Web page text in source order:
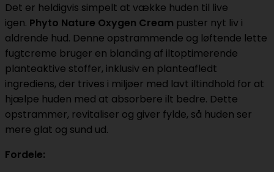
Det er heldigvis simpelt at vække huden til live
igen. Phyto Nature Oxygen Cream puster nyt liv i
aldrende hud. Denne opstrammende og løftende lette
fugtcreme bruger en blanding af iltoptimerende
planteaktive stoffer, inklusiv en planteafledt
ingrediens, der trives i miljøer med lavt iltindhold for at
hjælpe huden med at absorbere ilt bedre. Dette
opstrammer, revitaliser og giver fylde, så huden ser
mere glat og sund ud.
Fordele: